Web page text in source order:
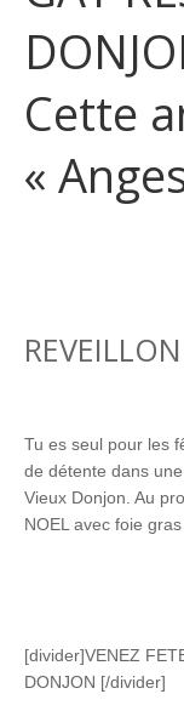
Cette
«
Tu es seul pour les
de détente dans
Vieux Donjon. Au
NOEL avec foie
[divider]VENEZ
DONJON [/divider]